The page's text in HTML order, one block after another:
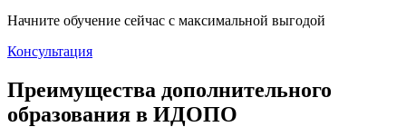
Начните обучение сейчас с максимальной выгодой
Консультация
Преимущества дополнительного
образования в ИДОПО